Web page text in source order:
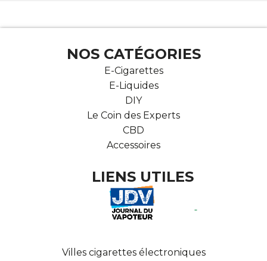
NOS CATÉGORIES
E-Cigarettes
E-Liquides
DIY
Le Coin des Experts
CBD
Accessoires
LIENS UTILES
Villes cigarettes électroniques